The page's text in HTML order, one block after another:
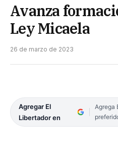
Avanza
Ley Micaela
26 de marzo de 2023
Agregar El
Libertador en
Agrega